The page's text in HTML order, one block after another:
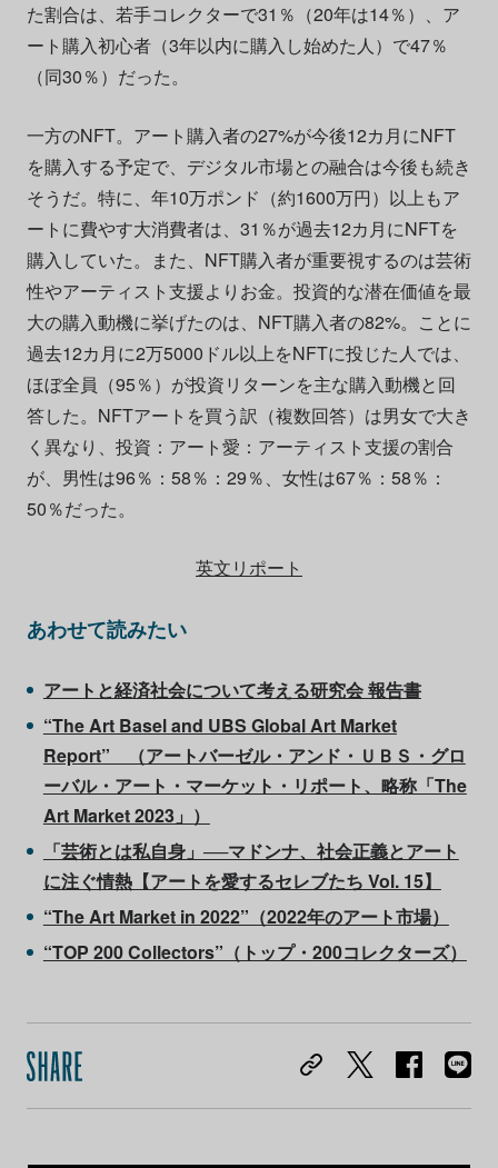
た割合は、若手コレクターで31％（20年は14％）、ア
ート購入初心者（3年以内に購入し始めた人）で47％
（同30％）だった。
一方のNFT。アート購入者の27%が今後12カ月にNFT
を購入する予定で、デジタル市場との融合は今後も続き
そうだ。特に、年10万ポンド（約1600万円）以上もア
ートに費やす大消費者は、31％が過去12カ月にNFTを
購入していた。また、NFT購入者が重要視するのは芸術
性やアーティスト支援よりお金。投資的な潜在価値を最
大の購入動機に挙げたのは、NFT購入者の82%。ことに
過去12カ月に2万5000ドル以上をNFTに投じた人では、
ほぼ全員（95％）が投資リターンを主な購入動機と回
答した。NFTアートを買う訳（複数回答）は男女で大き
く異なり、投資：アート愛：アーティスト支援の割合
が、男性は96％：58％：29％、女性は67％：58％：
50％だった。
英文リポート
あわせて読みたい
アートと経済社会について考える研究会 報告書
“The Art Basel and UBS Global Art Market
Report” （アートバーゼル・アンド・ＵＢＳ・グロ
ーバル・アート・マーケット・リポート、略称「The
Art Market 2023」）
「芸術とは私自身」──マドンナ、社会正義とアート
に注ぐ情熱【アートを愛するセレブたち Vol. 15】
“The Art Market in 2022”（2022年のアート市場）
“TOP 200 Collectors”（トップ・200コレクターズ）